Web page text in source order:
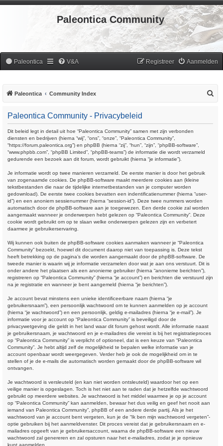
Paleontica Community
Paleontica V&A Aanmelden
Registreer
Paleontica Community Index
Paleontica Community - Privacybeleid
Dit beleid legt in detail uit hoe “Paleontica Community” samen met zijn verbonden
diensten en bedrijven (hierna “wij”, “ons”, “onze”, “Paleontica Community”,
“https://forum.paleontica.org”) en phpBB (hierna “zij”, “hun”, “zijn”, “phpBB-software”,
“www.phpbb.com”, “phpBB Limited”, “phpBB-teams”) de informatie die wordt verzameld
gedurende een bezoek aan dit forum, wordt gebruikt (hierna “je informatie”).
Je informatie wordt op twee manieren verzameld. De eerste manier is door het gebruik
van zogenaamde cookies. De phpBB-software maakt meerdere cookies aan (kleine
tekstbestanden die naar de tijdelijke internetbestanden van je computer worden
gedownload). De eerste twee cookies bevatten een indentificatienummer (hierna “user-
id”) en een anoniem sessienummer (hierna “session-id”). Deze twee nummers worden
automatisch door de phpBB-software aan je toegewezen. Een derde cookie zal worden
aangemaakt wanneer je onderwerpen hebt gelezen op “Paleontica Community”. Deze
cookie wordt gebruikt om op te slaan welke onderwerpen gelezen zijn en verbetert
daarmee je gebruikerservaring.
Wij kunnen ook buiten de phpBB-software cookies aanmaken wanneer je “Paleontica
Community” bezoekt, hoewel dit document daarop niet van toepassing is. Deze tekst
heeft betrekking op de pagina’s die worden aangemaakt door de phpBB-software. De
tweede manier is waarin wij je informatie verzamelen door wat je aan ons verstuurt. Dit is
onder andere het plaatsen als een anonieme gebruiker (hierna “anonieme berichten”),
registreren op “Paleontica Community” (hierna “je account”) en berichten die verstuurd zijn
na je registratie en wanneer je bent aangemeld (hierna “je berichten”).
Je account bevat minstens een unieke identificeerbare naam (hierna “je
gebruikersnaam”), een persoonlijk wachtwoord om te kunnen aanmelden op je account
(hierna “je wachtwoord”) en een persoonlijk, geldig e-mailadres (hierna “je e-mail”). Je
informatie voor je account op “Paleontica Community” is beveiligd door de
privacywetgeving die geldt in het land waar dit forum gehost wordt. Alle informatie naast
je gebruikersnaam, je wachtwoord en je e-mailadres die vereist is bij het registratieproces
op “Paleontica Community” is verplicht of optioneel, dat is een keuze van “Paleontica
Community”. Je hebt altijd zelf de mogelijkheid te bepalen welke informatie van je
account openbaar wordt weergegeven. Verder heb je ook de mogelijkheid om in te
stellen of je de e-mails die automatisch worden gemaakt door de phpBB-software wil
ontvangen.
Je wachtwoord is versleuteld (en kan niet worden ontsleuteld) waardoor het op een
veilige manier is opgeslagen. Toch is het niet aan te raden dat je hetzelfde wachtwoord
gebruikt op meerdere websites. Je wachtwoord is het middel waarmee je op je account
op “Paleontica Community” kan aanmelden, bewaar het dus veilig en geef het nooit aan
iemand van Paleontica Community”, phpBB of een andere derde partij. Als je het
wachtwoord van je account bent vergeten, kun je de “Ik ben mijn wachtwoord vergeten”-
optie gebruiken bij het aanmeldvenster. Dit proces vereist dat je gebruikersnaam en e-
mailadres opgeeft van je gebruikersaccount, waarna de phpBB-software een nieuw
wachtwoord zal genereren en zal opsturen naar het e-mailadres, zodat je je opnieuw
kunt aanmelden.